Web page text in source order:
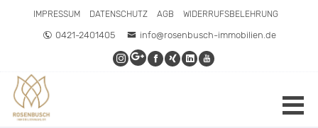
IMPRESSUM DATENSCHUTZ AGB WIDERRUFSBELEHRUNG
0421-2401405 info@rosenbusch-immobilien.de